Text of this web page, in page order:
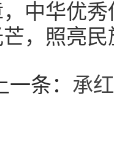
中华优
，照亮
上一条： 承